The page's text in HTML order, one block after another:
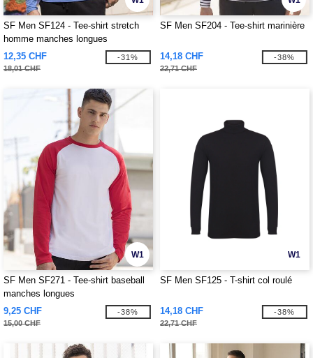
SF Men SF124 - Tee-shirt stretch
homme manches longues
12,35 CHF
18,01 CHF
-31%
SF Men SF204 - Tee-shirt marinière
14,18 CHF
22,71 CHF
-38%
W1
SF Men SF271 - Tee-shirt baseball
manches longues
9,25 CHF
15,00 CHF
-38%
W1
SF Men SF125 - T-shirt col roulé
14,18 CHF
22,71 CHF
-38%